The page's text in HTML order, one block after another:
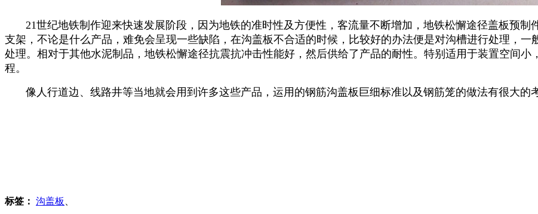
21世纪地铁制作迎来快速发展阶段，因为地铁的准时性及方便性，客流量不断增加，地铁松懈途径盖板预制
支架，不论是什么产品，难免会呈现一些缺陷，在沟盖板不合适的时候，比较好的办法便是对沟槽进行处理，
处理。相对于其他水泥制品，地铁松懈途径抗震抗冲击性能好，然后供给了产品的耐性。特别适用于装置空间
程。
像人行道边、线路井等当地就会用到许多这些产品，运用的钢筋沟盖板巨细标准以及钢筋笼的做法有很大的
标签： 沟盖板 、